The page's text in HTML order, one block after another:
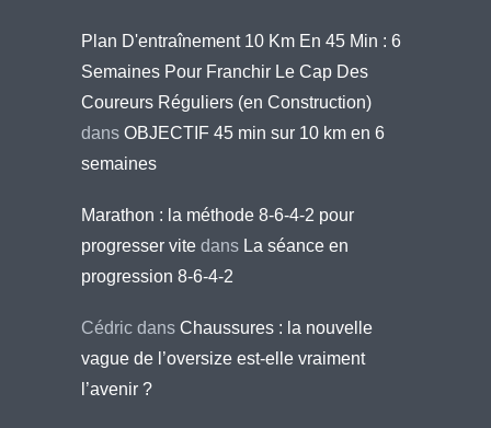
Plan D'entraînement 10 Km En 45 Min : 6
Semaines Pour Franchir Le Cap Des
Coureurs Réguliers (en Construction)
dans OBJECTIF 45 min sur 10 km en 6
semaines
Marathon : la méthode 8-6-4-2 pour
progresser vite dans La séance en
progression 8-6-4-2
Cédric dans Chaussures : la nouvelle
vague de l’oversize est-elle vraiment
l’avenir ?